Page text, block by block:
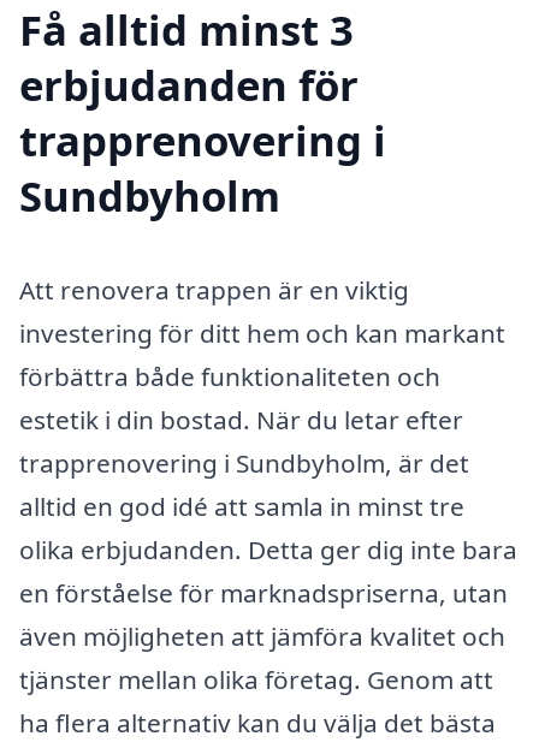
Få alltid minst 3
erbjudanden för
trapprenovering i
Sundbyholm
Att renovera trappen är en viktig
investering för ditt hem och kan markant
förbättra både funktionaliteten och
estetik i din bostad. När du letar efter
trapprenovering i Sundbyholm, är det
alltid en god idé att samla in minst tre
olika erbjudanden. Detta ger dig inte bara
en förståelse för marknadspriserna, utan
även möjligheten att jämföra kvalitet och
tjänster mellan olika företag. Genom att
ha flera alternativ kan du välja det bästa